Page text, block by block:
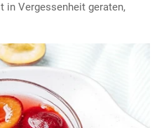
in Vergessenheit geraten,